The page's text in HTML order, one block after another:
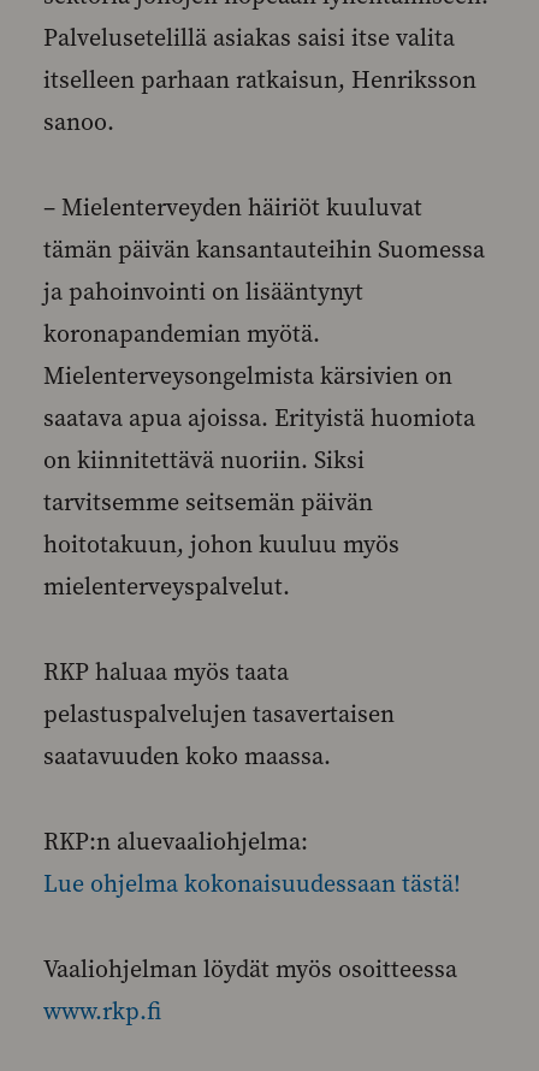
Palvelusetelillä asiakas saisi itse valita
itselleen parhaan ratkaisun, Henriksson
sanoo.
– Mielenterveyden häiriöt kuuluvat
tämän päivän kansantauteihin Suomessa
ja pahoinvointi on lisääntynyt
koronapandemian myötä.
Mielenterveysongelmista kärsivien on
saatava apua ajoissa. Erityistä huomiota
on kiinnitettävä nuoriin. Siksi
tarvitsemme seitsemän päivän
hoitotakuun, johon kuuluu myös
mielenterveyspalvelut.
RKP haluaa myös taata
pelastuspalvelujen tasavertaisen
saatavuuden koko maassa.
RKP:n aluevaaliohjelma:
Lue ohjelma kokonaisuudessaan tästä!
Vaaliohjelman löydät myös osoitteessa
www.rkp.fi